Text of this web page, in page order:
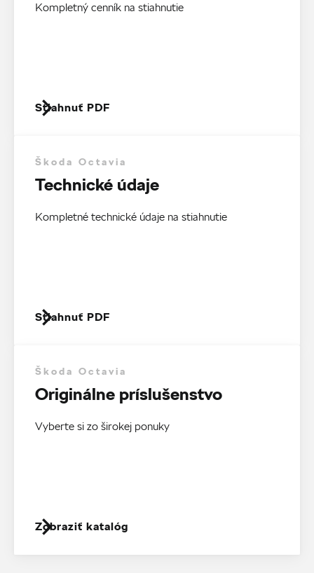
Kompletný cenník na stiahnutie
Stiahnuť PDF
Škoda Octavia
Technické údaje
Kompletné technické údaje na stiahnutie
Stiahnuť PDF
Škoda Octavia
Originálne príslušenstvo
Vyberte si zo širokej ponuky
Zobraziť katalóg